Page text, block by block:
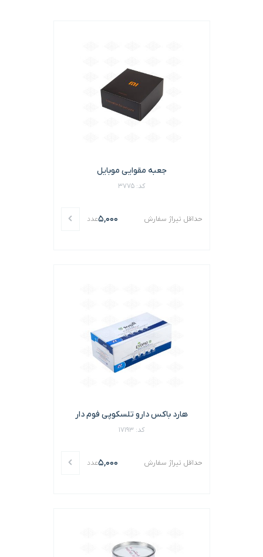
جعبه مقوایی موبایل
کد: 3775
حداقل تیراژ سفارش 5,000عدد
هارد باکس دارو تلسکوپی فوم دار
کد: 17193
حداقل تیراژ سفارش 5,000عدد